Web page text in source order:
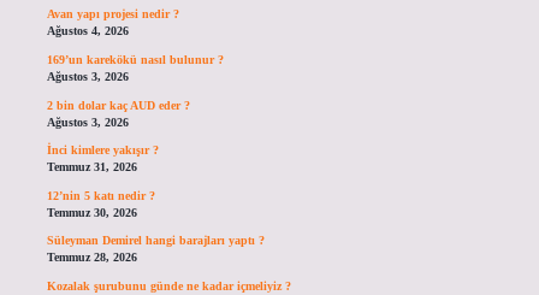
Avan yapı projesi nedir ?
Ağustos 4, 2026
169’un karekökü nasıl bulunur ?
Ağustos 3, 2026
2 bin dolar kaç AUD eder ?
Ağustos 3, 2026
İnci kimlere yakışır ?
Temmuz 31, 2026
12’nin 5 katı nedir ?
Temmuz 30, 2026
Süleyman Demirel hangi barajları yaptı ?
Temmuz 28, 2026
Kozalak şurubunu günde ne kadar içmeliyiz ?